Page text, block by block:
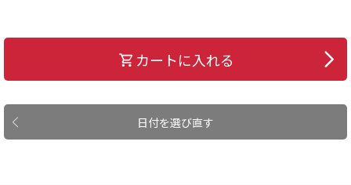
日付を選び直す
カートに入れる